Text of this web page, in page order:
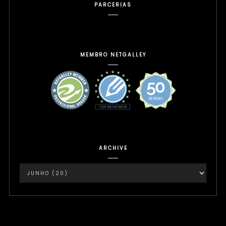
PARCERIAS
MEMBRO NETGALLEY
ARCHIVE